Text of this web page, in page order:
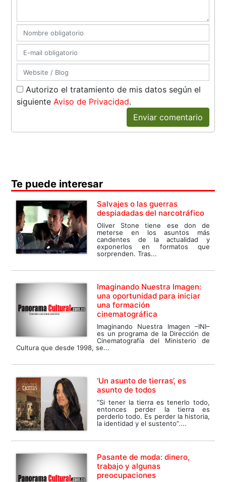
Autorizo el tratamiento de mis datos según el
siguienteAviso de Privacidad.
Enviar comentario
Te puede interesar
Salvajes o las guerras
despiadadas del narcotráfico
Oliver Stone tiene ese don de
meterse en los asuntos más
candentes de la actualidad y
exponerlos en formatos que
sorprenden. Tras...
Imaginando Nuestra Imagen:
una oportunidad para iniciar
una formación
cinematográfica
Imaginando Nuestra Imagen –INI–
es un programa de la Dirección de
Cinematografía del Ministerio de
Cultura que desde 1998, se...
‘Un asunto de tierras’, es
asunto de todos
“Si tener la tierra es tenerlo todo,
entonces perder la tierra es
perderlo todo. Es perder la historia,
la identidad y el sustento”....
Pasante de moda: dinero,
trabajo y algunas
preocupaciones